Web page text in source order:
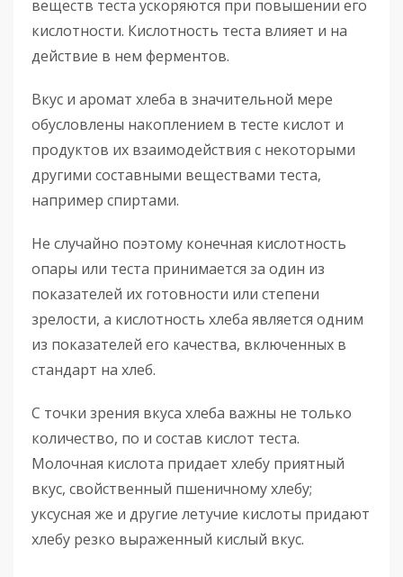
веществ теста ускоряются при повышении его
кислотности. Кислотность теста влияет и на
действие в нем ферментов.
Вкус и аромат хлеба в значительной мере
обусловлены накоплением в тесте кислот и
продуктов их взаимодействия с некоторыми
другими составными веществами теста,
например спиртами.
Не случайно поэтому конечная кислотность
опары или теста принимается за один из
показателей их готовности или степени
зрелости, а кислотность хлеба является одним
из показателей его качества, включенных в
стандарт на хлеб.
С точки зрения вкуса хлеба важны не только
количество, по и состав кислот теста.
Молочная кислота придает хлебу приятный
вкус, свойственный пшеничному хлебу;
уксусная же и другие летучие кислоты придают
хлебу резко выраженный кислый вкус.